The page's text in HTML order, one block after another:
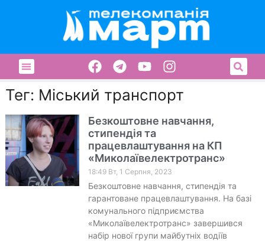
Тег: Міський транспорт
Безкоштовне навчання,
стипендія та
працевлаштування на КП
«Миколаївелектротранс»
18:49 Вт, 1 Серпня, 2023
Безкоштовне навчання, стипендія та
гарантоване працевлаштування. На базі
комунального підприємства
«Миколаївелектротранс» завершився
набір нової групи майбутніх водіїв